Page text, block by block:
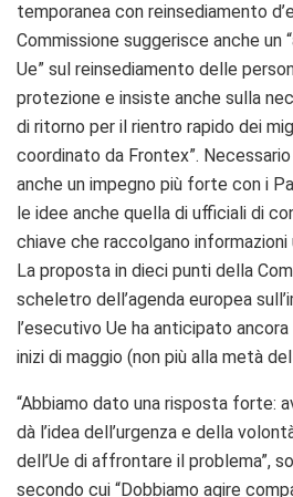
temporanea con reinsediamento
Commissione suggerisce anche
Ue” sul reinsediamento delle
protezione e insiste anche sulla
di ritorno per il rientro rapido dei
coordinato da Frontex”.
anche un impegno più forte con i
le idee anche quella di ufficiali di
chiave che raccolgano
La proposta in dieci punti della
scheletro dell’agenda europea
l’esecutivo Ue ha anticipato
inizi di maggio (non più alla metà
“Abbiamo dato una risposta forte:
dà l’idea dell’urgenza e della
dell’Ue di affrontare il problema”,
secondo cui “Dobbiamo agire